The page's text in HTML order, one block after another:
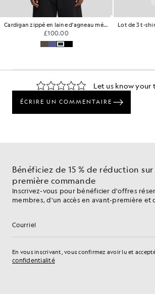
Cardigan zippé en laine d'agneau mélangée
£100.00
Bénéficiez de 15 % de réduction
première commande
Inscrivez-vous pour bénéficier d'offres
membres, d'un accès en avant-première et
Adresse e-mail
En vous inscrivant, vous confirmez avoir lu et
confidentialité